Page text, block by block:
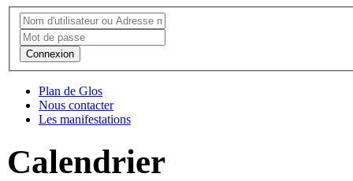
Connexion
Plan de Glos
Nous contacter
Les manifestations
Calendrier